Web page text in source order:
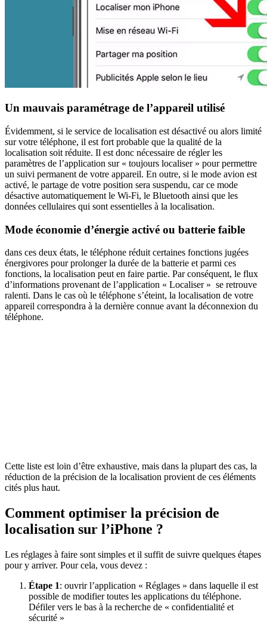
Un mauvais paramétrage de l’appareil utilisé
Évidemment, si le service de localisation est désactivé ou alors limité
sur votre téléphone, il est fort probable que la qualité de la
localisation soit réduite. Il est donc nécessaire de régler les
paramètres de l’application sur « toujours localiser » pour permettre
un suivi permanent de votre appareil. En outre, si le mode avion est
activé, le partage de votre position sera suspendu, car ce mode
désactive automatiquement le Wi-Fi, le Bluetooth ainsi que les
données cellulaires qui sont essentielles à la localisation.
Mode économie d’énergie activé ou batterie faible
dans ces deux états, le téléphone réduit certaines fonctions jugées
énergivores pour prolonger la durée de la batterie et parmi ces
fonctions, la localisation peut en faire partie. Par conséquent, le flux
d’informations provenant de l’application « Localiser » se retrouve
ralenti. Dans le cas où le téléphone s’éteint, la localisation de votre
appareil correspondra à la dernière connue avant la déconnexion du
téléphone.
Cette liste est loin d’être exhaustive, mais dans la plupart des cas, la
réduction de la précision de la localisation provient de ces éléments
cités plus haut.
Comment optimiser la précision de
localisation sur l’iPhone ?
Les réglages à faire sont simples et il suffit de suivre quelques étapes
pour y arriver. Pour cela, vous devez :
Étape 1: ouvrir l’application « Réglages » dans laquelle il est
possible de modifier toutes les applications du téléphone.
Défiler vers le bas à la recherche de « confidentialité et
sécurité »